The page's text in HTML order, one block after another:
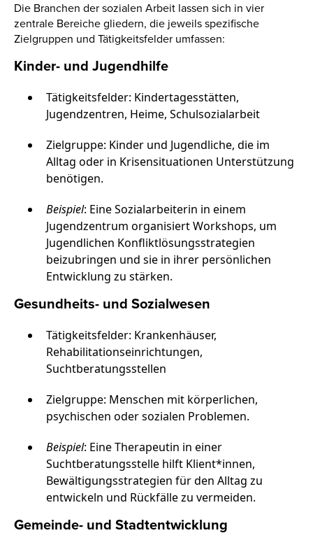
Die Branchen der sozialen Arbeit lassen sich in vier
zentrale Bereiche gliedern, die jeweils spezifische
Zielgruppen und Tätigkeitsfelder umfassen:
Kinder- und Jugendhilfe
Tätigkeitsfelder: Kindertagesstätten,
Jugendzentren, Heime, Schulsozialarbeit
Zielgruppe: Kinder und Jugendliche, die im
Alltag oder in Krisensituationen Unterstützung
benötigen.
Beispiel: Eine Sozialarbeiterin in einem
Jugendzentrum organisiert Workshops, um
Jugendlichen Konfliktlösungsstrategien
beizubringen und sie in ihrer persönlichen
Entwicklung zu stärken.
Gesundheits- und Sozialwesen
Tätigkeitsfelder: Krankenhäuser,
Rehabilitationseinrichtungen,
Suchtberatungsstellen
Zielgruppe: Menschen mit körperlichen,
psychischen oder sozialen Problemen.
Beispiel: Eine Therapeutin in einer
Suchtberatungsstelle hilft Klient*innen,
Bewältigungsstrategien für den Alltag zu
entwickeln und Rückfälle zu vermeiden.
Gemeinde- und Stadtentwicklung